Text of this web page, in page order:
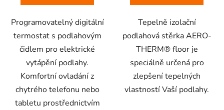
Programovatelný digitální
termostat s podlahovým
čidlem pro elektrické
vytápění podlahy.
Komfortní ovladání z
chytrého telefonu nebo
tabletu prostřednictvím
Tepelně izolační
podlahová stěrka AERO-
THERM® floor je
speciálně určená pro
zlepšení tepelných
vlastností Vaší podlahy.